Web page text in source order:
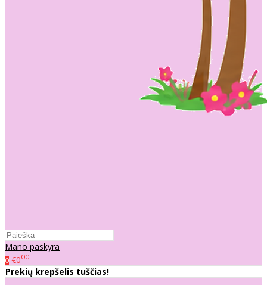
Mano paskyra
0 €000
Prekių krepšelis tuščias!